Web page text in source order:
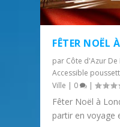
FÊTER NOËL
par Côte d'Azur
Accessible
Ville | 0 |
Fêter Noël à
partir en voyage